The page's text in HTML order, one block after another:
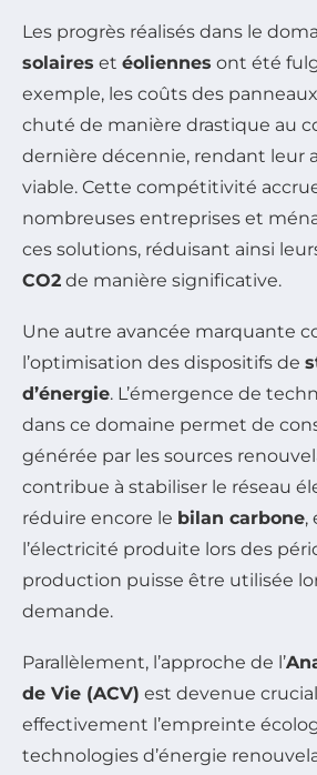
Les progrès réalisés dans le
solaires et éoliennes ont été
exemple, les coûts des
chuté de manière drastique au
dernière décennie, rendant leur
viable. Cette compétitivité
nombreuses entreprises et
ces solutions, réduisant ainsi
CO2 de manière significative.
Une autre avancée marquante
l’optimisation des dispositifs de
d’énergie. L’émergence de
dans ce domaine permet de
générée par les sources
contribue à stabiliser le réseau
réduire encore le bilan carbone,
l’électricité produite lors des
production puisse être utilisée
demande.
Parallèlement, l’approche de l’
de Vie (ACV) est devenue
effectivement l’empreinte
technologies d’énergie